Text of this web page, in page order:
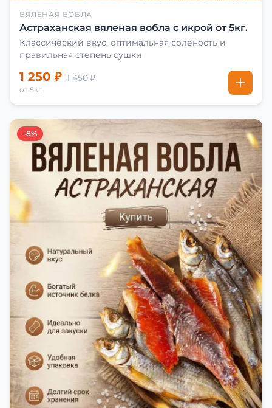
ВЯЛЕНАЯ ВОБЛА
Астраханская вяленая вобла с икрой от 5кг.
Классический вкус, оптимальная солёность и
правильная степень сушки
1 250 ₽ 1 450 ₽
от 5кг
-8%